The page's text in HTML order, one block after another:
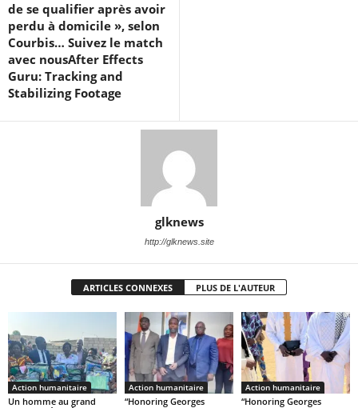
de se qualifier après avoir
perdu à domicile », selon
Courbis… Suivez le match
avec nousAfter Effects
Guru: Tracking and
Stabilizing Footage
glknews
http://glknews.site
ARTICLES CONNEXES PLUS DE L'AUTEUR
Action humanitaire
Un homme au grand
Action humanitaire
“Honoring Georges
Action humanitaire
“Honoring Georges